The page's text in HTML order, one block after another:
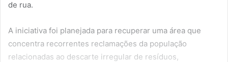
de rua.
A iniciativa foi planejada para recuperar uma área que
concentra recorrentes reclamações da população
relacionadas ao descarte irregular de resíduos,